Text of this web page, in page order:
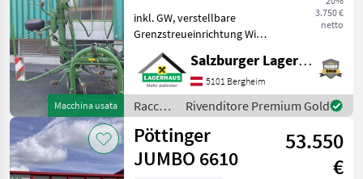
Macchina usata
3.750 €
netto
inkl. GW, verstellbare
Grenzstreueinrichtung Wir
bitten telefonisch oder per
Mail Ihren Besuch
bekanntzugeben, um
ausreichend Zeit für die
Beratung und eventuell ein
Salzburger Lagerhaus-Technik
5101 Bergheim
Raccolta
mangimi
/ Krone
Rivenditore Premium Gold
Pöttinger
JUMBO 6610
53.550
€